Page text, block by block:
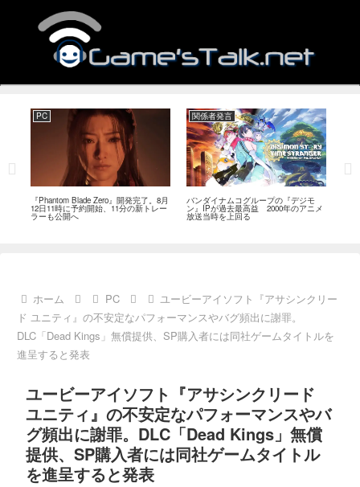
PC
『Phantom Blade Zero』開発完了。8月
12日11時に予約開始、11分の新トレー
ラーも公開へ
関係者発言
バンダイナムコグループの『デジモ
ン』IPが過去最高益 2000年のアニメ
放送当時を上回る
ホーム PC
ユービーアイソフト『アサシンクリー
ド ユニティ』の不安定なパフォーマンスやバグ頻出に謝罪。
DLC「Dead Kings」無償提供、SP購入者には同社ゲームタイトルを
進呈すると発表
ユービーアイソフト『アサシンクリード
ユニティ』の不安定なパフォーマンスやバ
グ頻出に謝罪。DLC「Dead Kings」無償
提供、SP購入者には同社ゲームタイトル
を進呈すると発表